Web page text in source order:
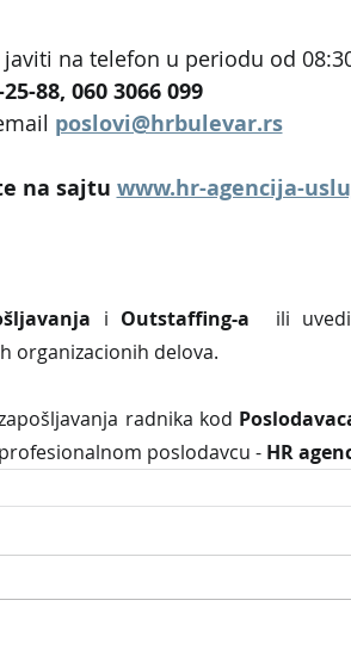
na telefon u periodu od
88, 060 3066 099
poslovi@hrbulevar.rs
na sajtu www.hr-agencija-
i Outstaffing-a
ili
organizacionih delova.
radnika kod
poslodavcu - HR